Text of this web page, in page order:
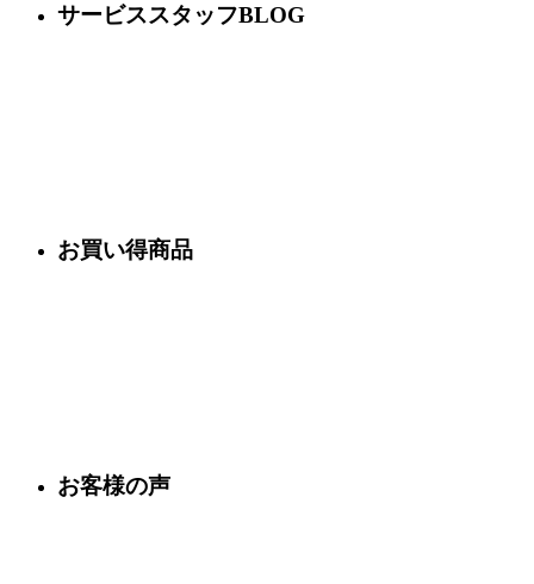
サービススタッフBLOG
お買い得商品
お客様の声